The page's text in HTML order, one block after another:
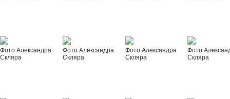
Фото Александра
Скляра
Фото Александра
Скляра
Фото Александра
Скляра
Фото
Скляра